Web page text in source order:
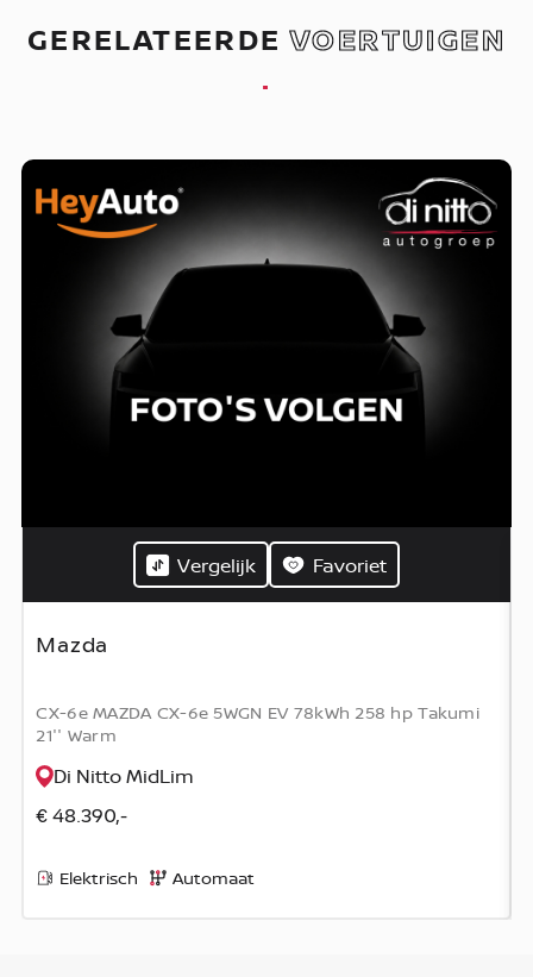
GERELATEERDEVOERTUIGEN
.
Vergelijk Favoriet
Mazda
CX-6e MAZDA CX-6e 5WGN EV 78kWh 258 hp Takumi
21'' Warm
Di Nitto MidLim
€ 48.390,-
Elektrisch Automaat